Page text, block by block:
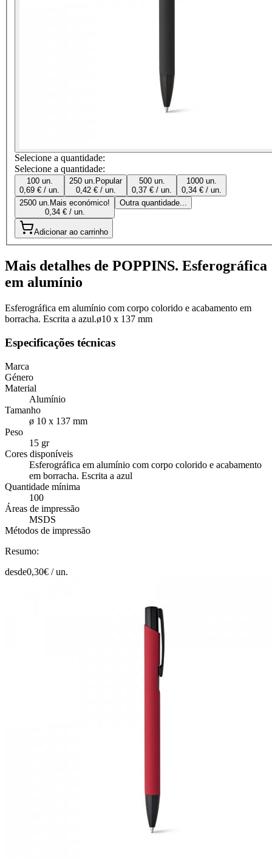
Selecione a quantidade:
Selecione a quantidade:
100 un.
0,69 € / un.
250 un. Popular
0,42 € / un.
500 un.
0,37 € / un.
1000 un.
0,34 € / un.
2500 un. Mais económico!
0,34 € / un.
Outra quantidade...
Adicionar ao carrinho
Mais detalhes de POPPINS. Esferográfica
em alumínio
Esferográfica em alumínio com corpo colorido e acabamento em
borracha. Escrita a azul.ø10 x 137 mm
Especificações técnicas
Marca
Género
Material
Alumínio
Tamanho
ø 10 x 137 mm
Peso
15 gr
Cores disponíveis
Esferográfica em alumínio com corpo colorido e acabamento
em borracha. Escrita a azul
Quantidade mínima
100
Áreas de impressão
MSDS
Métodos de impressão
Resumo:
desde0,30€ /un.